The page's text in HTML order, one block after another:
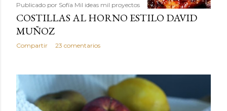
Publicado por Sofía Mil ideas mil proyectos
COSTILLAS AL HORNO ESTILO DAVID
MUÑOZ
Compartir 23 comentarios